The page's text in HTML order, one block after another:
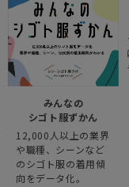
みんなの
シゴト服ずかん
12,000人以上の業界
や職種、シーンなど
のシゴト服の着用傾
向をデータ化。